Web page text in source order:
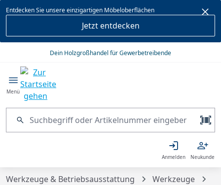
springen
Entdecken Sie unsere einzigartigen Möbeloberflächen
Jetzt entdecken
Dein Holzgroßhandel für Gewerbetreibende
Menü
Anmelden Neukunde
Werkzeuge & Betriebsausstattung
Werkzeuge